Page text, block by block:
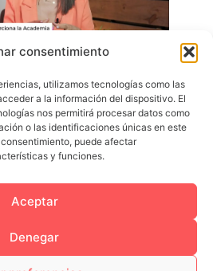
consentimiento
utilizamos tecnologías como las
a la información del dispositivo. El
nos permitirá procesar datos como
o las identificaciones únicas en este
puede afectar
y funciones.
Aceptar
Denegar
Política de cookies
Condiciones de Whatsapp